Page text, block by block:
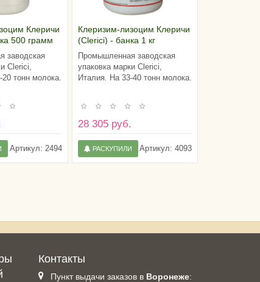
Клеричи
500 грамм
заводская
Clerici,
тонн молока.
Артикул: 2494
Клеризим-лизоцим Клеричи
(Clerici) - банка 1 кг
Промышленная заводская
упаковка марки Clerici,
Италия. На 33-40 тонн молока.
28 305 руб.
Артикул: 4093
РАСКУПИЛИ
Контакты
Пункт выдачи заказов в Воронеже: